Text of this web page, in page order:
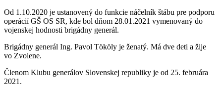
Od 1.10.2020 je ustanovený do funkcie náčelník štábu pre podporu
operácií GŠ OS SR, kde bol dňom 28.01.2021 vymenovaný do
vojenskej hodnosti brigádny generál.
Brigádny generál Ing. Pavol Tököly je ženatý. Má dve deti a žije
vo Zvolene.
Členom Klubu generálov Slovenskej republiky je od 25. februára
2021.